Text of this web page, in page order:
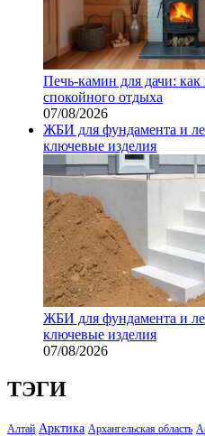
Печь-камин для дачи: как
спокойного отдыха
07/08/2026
ЖБИ для фундамента и
ключевые изделия
ЖБИ для фундамента и
ключевые изделия
07/08/2026
ТЭГИ
Алтай Арктика Архангельская область